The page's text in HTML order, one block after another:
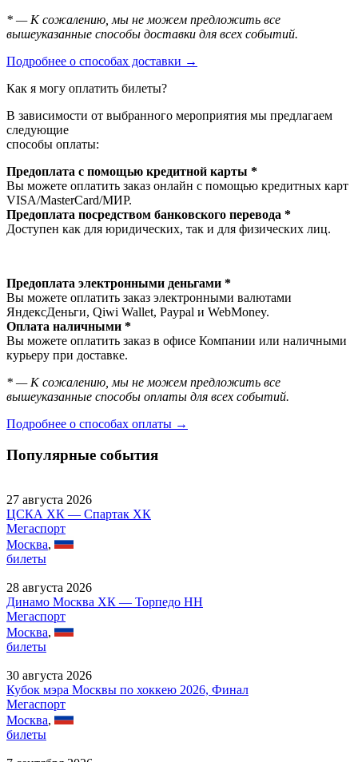
* — К сожалению, мы не можем предложить все
вышеуказанные способы доставки для всех событий.
Подробнее о способах доставки →
Как я могу оплатить билеты?
В зависимости от выбранного мероприятия мы предлагаем
следующие
способы оплаты:
Предоплата с помощью кредитной карты *
Вы можете оплатить заказ онлайн с помощью кредитных карт
VISA/MasterСard/МИР.
Предоплата посредством банковского перевода *
Доступен как для юридических, так и для физических лиц.
Предоплата электронными деньгами *
Вы можете оплатить заказ электронными валютами
ЯндексДеньги, Qiwi Wallet, Paypal и WebMoney.
Оплата наличными *
Вы можете оплатить заказ в офисе Компании или наличными
курьеру при доставке.
* — К сожалению, мы не можем предложить все
вышеуказанные способы оплаты для всех событий.
Подробнее о способах оплаты →
Популярные события
27 августа 2026
ЦСКА ХК — Спартак ХК
Мегаспорт
Москва,
билеты
28 августа 2026
Динамо Москва ХК — Торпедо НН
Мегаспорт
Москва,
билеты
30 августа 2026
Кубок мэра Москвы по хоккею 2026, Финал
Мегаспорт
Москва,
билеты